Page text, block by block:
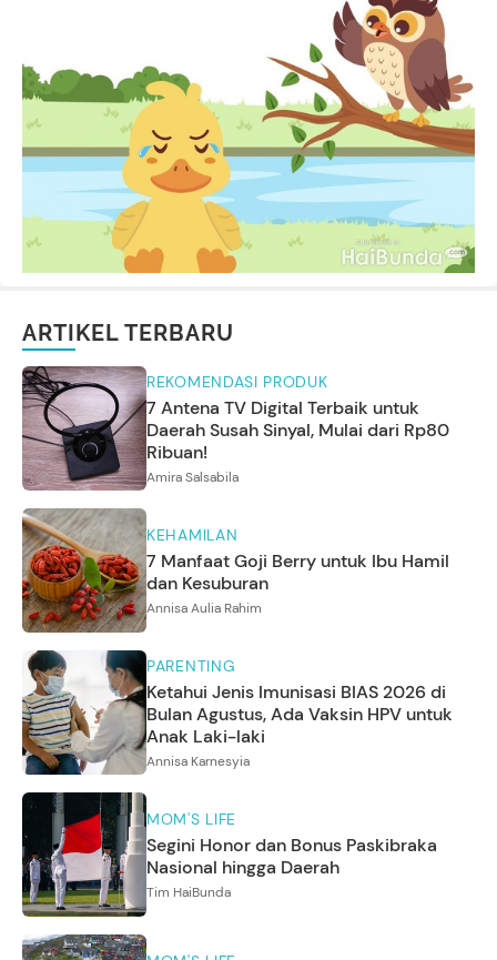
ARTIKEL TERBARU
REKOMENDASI PRODUK
7 Antena TV Digital Terbaik untuk
Daerah Susah Sinyal, Mulai dari Rp80
Ribuan!
Amira Salsabila
KEHAMILAN
7 Manfaat Goji Berry untuk Ibu Hamil
dan Kesuburan
Annisa Aulia Rahim
PARENTING
Ketahui Jenis Imunisasi BIAS 2026 di
Bulan Agustus, Ada Vaksin HPV untuk
Anak Laki-laki
Annisa Karnesyia
MOM'S LIFE
Segini Honor dan Bonus Paskibraka
Nasional hingga Daerah
Tim HaiBunda